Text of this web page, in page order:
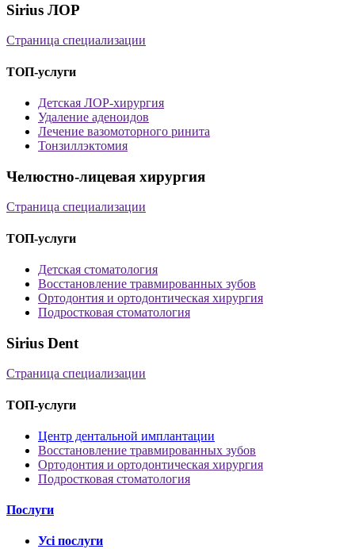
Sirius ЛОР
Страница специализации
ТОП-услуги
Детская ЛОР-хирургия
Удаление аденоидов
Лечение вазомоторного ринита
Тонзиллэктомия
Челюстно-лицевая хирургия
Страница специализации
ТОП-услуги
Детская стоматология
Восстановление травмированных зубов
Ортодонтия и ортодонтическая хирургия
Подростковая стоматология
Sirius Dent
Страница специализации
ТОП-услуги
Центр дентальной имплантации
Восстановление травмированных зубов
Ортодонтия и ортодонтическая хирургия
Подростковая стоматология
Послуги
Усі послуги